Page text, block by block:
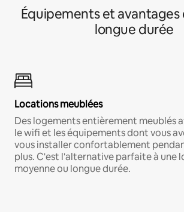
Équipements et avantages
longue durée
Locations meublées
Des logements entièrement meublés
le wifi et les équipements dont vous
vous installer confortablement
plus. C'est l'alternative parfaite à une
moyenne ou longue durée.